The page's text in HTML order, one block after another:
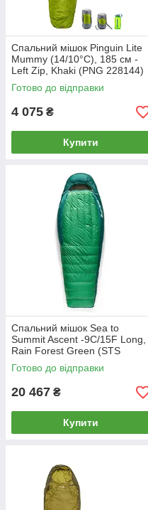
Спальний мішок Pinguin Lite
Mummy (14/10°C), 185 см -
Left Zip, Khaki (PNG 228144)
2020 MK official
Готово до відправки
4 075 ₴
Купити
Спальний мішок Sea to
Summit Ascent -9C/15F Long,
Rain Forest Green (STS
ASL041101-212004)
Готово до відправки
20 467 ₴
Купити